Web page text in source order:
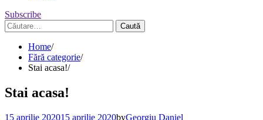
Subscribe
Caută
după:
Home
Fără categorie
Stai acasa!
Stai acasa!
15 aprilie 202015 aprilie 2020byGeorgiu Daniel